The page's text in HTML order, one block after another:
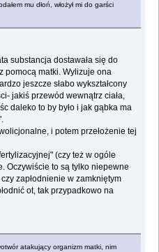
mu dłoń, włożył mi do garści
substancja dostawała się do
pomocą matki. Wylizuje ona
jeszcze słabo wykształcony
jakiś przewód wewnątrz ciała,
daleko to by było i jak gąbka ma
i potem przełożenie tej
(czy też w ogóle
Oczywiście to są tylko niepewne
zapłodnienie w zamkniętym
ot, tak przypadkowo na
atakujący organizm matki, nim